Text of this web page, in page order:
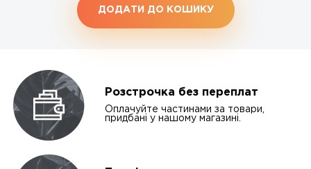
ДОДАТИ ДО КОШИКУ
Розстрочка без переплат
Оплачуйте частинами за товари,
придбані у нашому магазині.